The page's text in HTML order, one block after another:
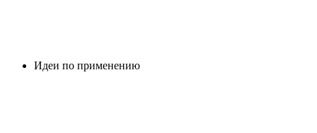
Идеи по применению